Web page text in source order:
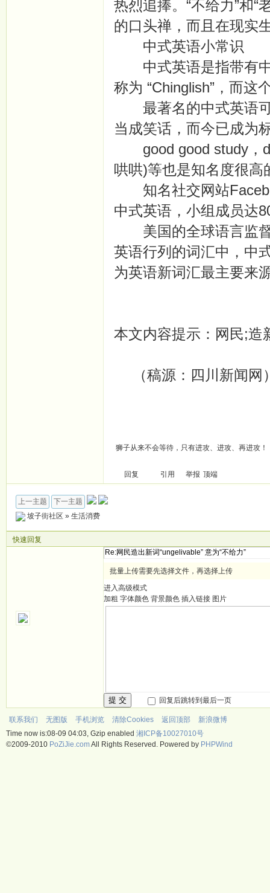
热烈追捧。“不给力”和
的口头禅，而且在现实
中式英语小常识
中式英语是指带有中
称为 “Chinglish”，而这
最著名的中式英语可
当成笑话，而今已成为
good good study，
哄哄)等也是知名度很高
知名社交网站
中式英语，小组成员达
美国的全球语言监督
英语行列的词汇中，中
为英语新词汇最主要来
本文内容提示：网民;
（稿源：四川新闻网
狮子从来不会等待，只有进攻、进攻、再进攻！
回复 引用 举报 顶端
上一主题
下一主题
坡子街社区 » 生活消费
快速回复
批量上传需要先选择文件，再选择上传
进入高级模式
加粗 字体颜色 背景颜色 插入链接 图片
提 交 回复后跳转到最后一页
联系我们 无图版 手机浏览 清除Cookies 返回顶部
新浪微博
Time now is:08-09 04:03, Gzip enabled 湘ICP备10027010号
©2009-2010 PoZiJie.comAll Rights Reserved. Powered by PHPWind